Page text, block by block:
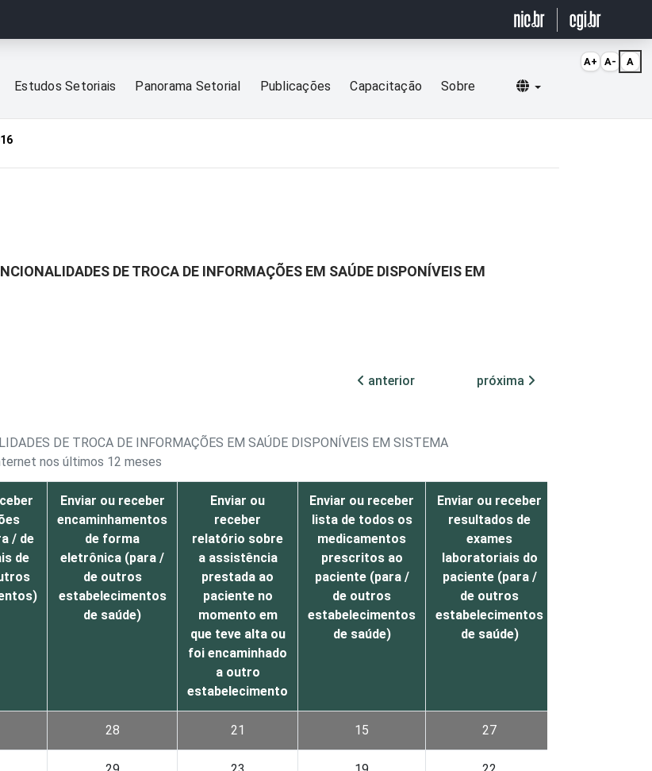
Estudos Setoriais Panorama Setorial Publicações Capacitação Sobre Selecionar idioma
DE TROCA DE INFORMAÇÕES EM SAÚDE DISPONÍVEIS EM
anterior
próxima
DE TROCA DE INFORMAÇÕES EM SAÚDE DISPONÍVEIS EM SISTEMA
nos últimos 12 meses
/ de
de
Enviar ou receber
encaminhamentos
de forma
eletrônica (para /
de outros
estabelecimentos
de saúde)
Enviar ou
receber
relatório sobre
a assistência
prestada ao
paciente no
momento em
que teve alta ou
foi encaminhado
a outro
estabelecimento
Enviar ou receber
lista de todos os
medicamentos
prescritos ao
paciente (para /
de outros
estabelecimentos
de saúde)
Enviar ou receber
resultados de
exames
laboratoriais do
paciente (para /
de outros
estabelecimentos
de saúde)
28 21 15 27
A+ A- A